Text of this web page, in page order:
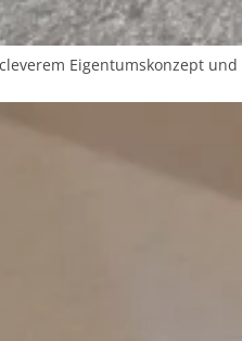
Eigentumskonzept und